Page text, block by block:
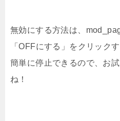
無効にする方法は、
「OFFにする」をクリック
簡単に停止できるので、お
ね！